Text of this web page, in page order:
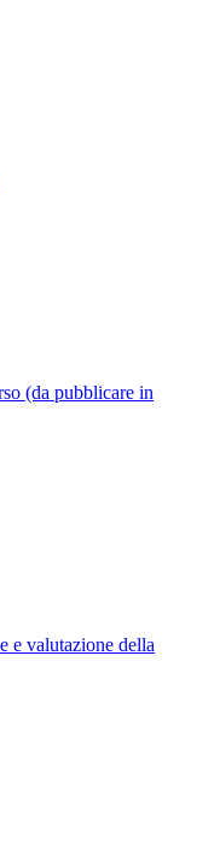
(da pubblicare in
e valutazione della